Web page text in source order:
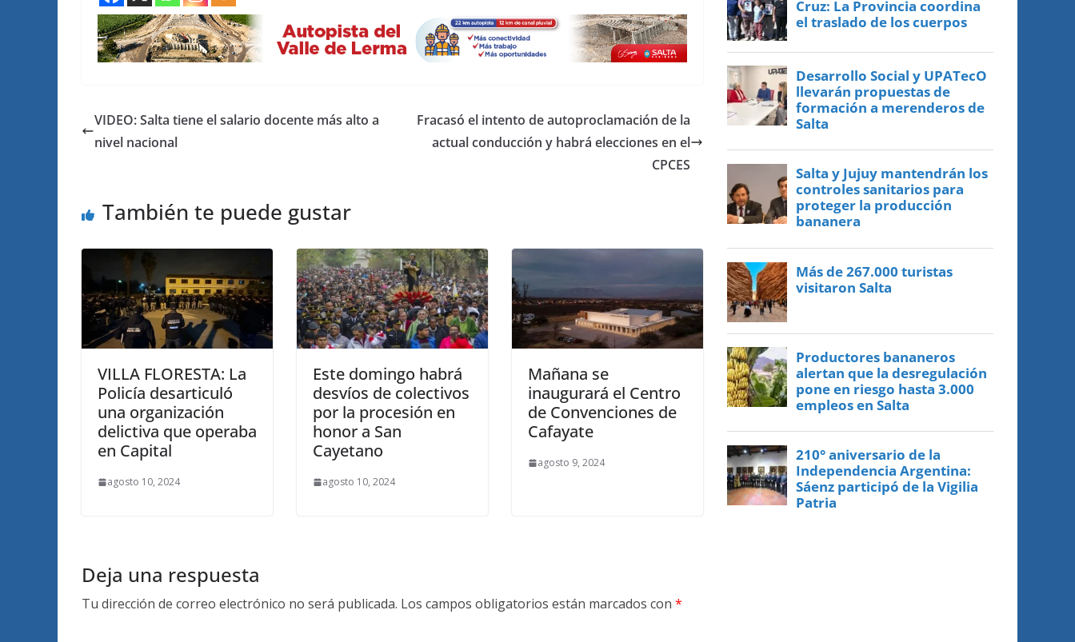
VIDEO: Salta tiene el salario docente más alto a
nivel nacional
Fracasó el intento de autoproclamación de la
actual conducción y habrá elecciones en el
CPCES
También te puede gustar
VILLA FLORESTA: La
Policía desarticuló
una organización
delictiva que operaba
en Capital
agosto 10, 2024
Este domingo habrá
desvíos de colectivos
por la procesión en
honor a San
Cayetano
agosto 10, 2024
Mañana se
inaugurará el Centro
de Convenciones de
Cafayate
agosto 9, 2024
Deja una respuesta
Tu dirección de correo electrónico no será publicada. Los campos obligatorios están marcados con *